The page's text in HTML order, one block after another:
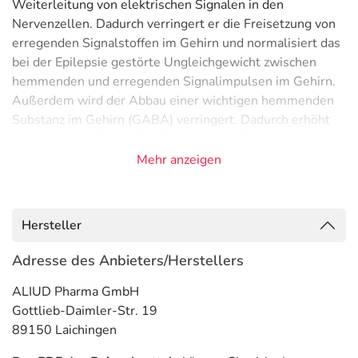
Weiterleitung von elektrischen Signalen in den
Nervenzellen. Dadurch verringert er die Freisetzung von
erregenden Signalstoffen im Gehirn und normalisiert das
bei der Epilepsie gestörte Ungleichgewicht zwischen
hemmenden und erregenden Signalimpulsen im Gehirn.
Außerdem wird der Abbau einer wichtigen hemmenden
Substanz im Gehirn (GABA) verringert. Dadurch erhöht
gesenkt. Zudem wirkt der Wirkstoff antidepressiv.
- Epilepsie, wie:
begrenzte Anfälle)
ausgeweitet)
- Epilepsie (den ganzen Körper betreffende Anfälle)
- Absence (spezielle Form der Epilepsie)
Mehr anzeigen
Hersteller
Adresse des Anbieters/Herstellers
ALIUD Pharma GmbH
Gottlieb-Daimler-Str. 19
89150 Laichingen